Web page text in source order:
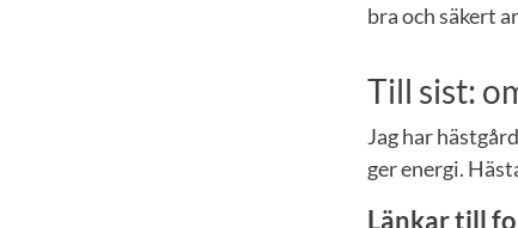
bra och säkert
Till sist:
Jag har
ger energi.
Länkar till